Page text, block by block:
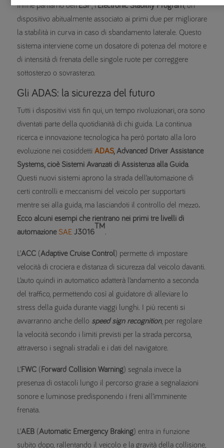
Infine parliamo dell’ESP, l’Electronic Stability Program, un
dispositivo abitualmente associato ai primi due per migliorare
la stabilità in curva in caso di sbandamento laterale. Questo
sistema interviene come un dosatore di potenza del motore e
di intensità di frenata delle singole ruote per correggere
sottosterzo o sovrasterzo.
Gli ADAS: la sicurezza del futuro
Tutti i dispositivi visti fin qui, un tempo rivoluzionari, ora sono
diventati parte della quotidianità di chi guida. La continua
ricerca e innovazione tecnologica ha però portato alla loro
evoluzione nei cosiddetti ADAS, Advanced Driver Assistance
Systems, cioè Sistemi Avanzati di Assistenza alla Guida.
Questi nuovi sistemi aprono la strada dell’automazione di
certi controlli e meccanismi del veicolo per supportarti
mentre sei alla guida, ma lasciandoti il controllo del mezzo.
Ecco alcuni esempi che rientrano nei primi tre livelli di
automazioneSAE J3016
TM
.
L’ACC (Adaptive Cruise Control) permette di impostare
velocità di crociera e distanza di sicurezza dal veicolo davanti.
L’auto quindi in automatico adatterà l’andamento a seconda
del traffico, permettendo così al guidatore di alleviare lo
stress della guida durante viaggi lunghi. I più recenti si
avvarranno anche dello speed sign recognition, per regolare
la velocità secondo i limiti previsti per la strada percorsa,
attraverso i segnali stradali e i dati del navigatore.
L’FWC ( Forward Collision Warning) segnala invece la
presenza di ostacoli lungo il percorso grazie a segnalazioni
sonore e luminose predisponendo i freni all’imminente
frenata.
L’AEB (Automatic Emergency Braking) entra in funzione
subito dopo, rallentando il veicolo e la gravità della collisione,